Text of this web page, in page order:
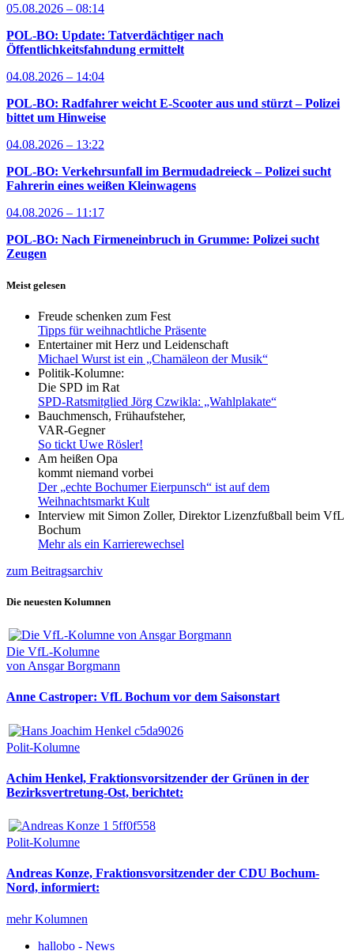
05.08.2026 – 08:14
POL-BO: Update: Tatverdächtiger nach
Öffentlichkeitsfahndung ermittelt
04.08.2026 – 14:04
POL-BO: Radfahrer weicht E-Scooter aus und stürzt – Polizei
bittet um Hinweise
04.08.2026 – 13:22
POL-BO: Verkehrsunfall im Bermudadreieck – Polizei sucht
Fahrerin eines weißen Kleinwagens
04.08.2026 – 11:17
POL-BO: Nach Firmeneinbruch in Grumme: Polizei sucht
Zeugen
Meist gelesen
Freude schenken zum Fest
Tipps für weihnachtliche Präsente
Entertainer mit Herz und Leidenschaft
Michael Wurst ist ein „Chamäleon der Musik“
Politik-Kolumne:
Die SPD im Rat
SPD-Ratsmitglied Jörg Czwikla: „Wahlplakate“
Bauchmensch, Frühaufsteher,
VAR-Gegner
So tickt Uwe Rösler!
Am heißen Opa
kommt niemand vorbei
Der „echte Bochumer Eierpunsch“ ist auf dem
Weihnachtsmarkt Kult
Interview mit Simon Zoller, Direktor Lizenzfußball beim VfL
Bochum
Mehr als ein Karrierewechsel
zum Beitragsarchiv
Die neuesten Kolumnen
Die VfL-Kolumne
von Ansgar Borgmann
Anne Castroper: VfL Bochum vor dem Saisonstart
Polit-Kolumne
Achim Henkel, Fraktionsvorsitzender der Grünen in der
Bezirksvertretung-Ost, berichtet:
Polit-Kolumne
Andreas Konze, Fraktionsvorsitzender der CDU Bochum-
Nord, informiert:
mehr Kolumnen
hallobo - News